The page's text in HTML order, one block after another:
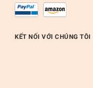
KẾT NỐI VỚI CHÚNG TÔI